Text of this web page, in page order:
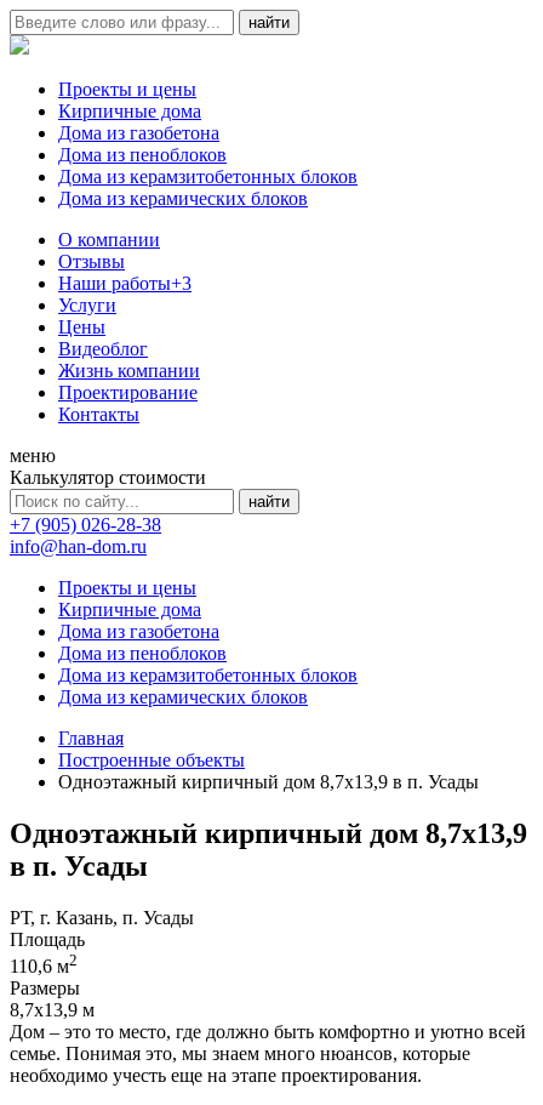
Проекты и цены
Кирпичные дома
Дома из газобетона
Дома из пеноблоков
Дома из керамзитобетонных блоков
Дома из керамических блоков
О компании
Отзывы
Наши работы+3
Услуги
Цены
Видеоблог
Жизнь компании
Проектирование
Контакты
меню
Калькулятор стоимости
+7 (905) 026-28-38
info@han-dom.ru
Проекты и цены
Кирпичные дома
Дома из газобетона
Дома из пеноблоков
Дома из керамзитобетонных блоков
Дома из керамических блоков
Главная
Построенные объекты
Одноэтажный кирпичный дом 8,7х13,9 в п. Усады
Одноэтажный кирпичный дом 8,7х13,9
в п. Усады
РТ, г. Казань, п. Усады
Площадь
110,6 м2
Размеры
8,7х13,9 м
Дом – это то место, где должно быть комфортно и уютно всей
семье. Понимая это, мы знаем много нюансов, которые
необходимо учесть еще на этапе проектирования.